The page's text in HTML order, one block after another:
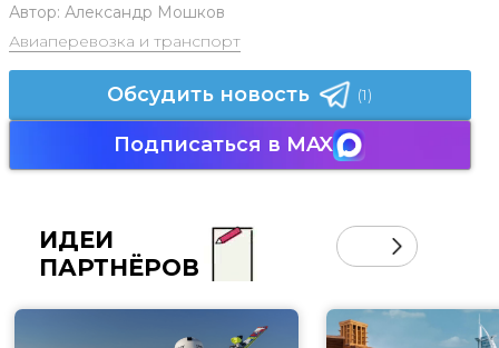
Автор: Александр Мошков
Авиаперевозка и транспорт
Обсудить новость (1)
Подписаться в MAX
ИДЕИ
ПАРТНЁРОВ